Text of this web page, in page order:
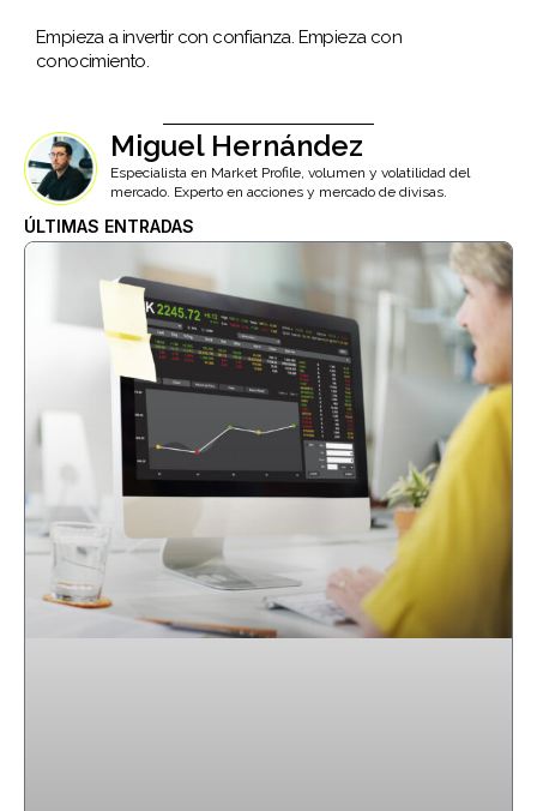
Empieza a invertir con confianza. Empieza con
conocimiento.
Miguel Hernández
Especialista en Market Profile, volumen y volatilidad del
mercado. Experto en acciones y mercado de divisas.
ÚLTIMAS ENTRADAS